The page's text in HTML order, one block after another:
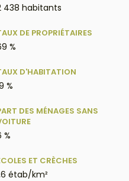
438 habitants
DE PROPRIÉTAIRES
%
D'HABITATION
%
DES MÉNAGES SANS
%
ET CRÈCHES
étab/km²